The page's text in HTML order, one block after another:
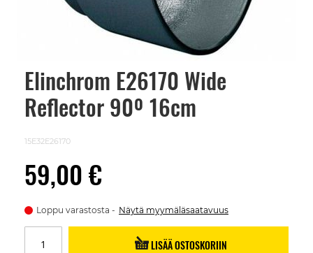
Elinchrom E26170 Wide
Reflector 90º 16cm
15E32E26170
59,00 €
Loppu varastosta Näytä myymäläsaatavuus
LISÄÄ OSTOSKORIIN
Skip
beginning
images